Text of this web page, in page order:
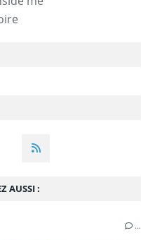
pages, 21 €
AUSSI :
…